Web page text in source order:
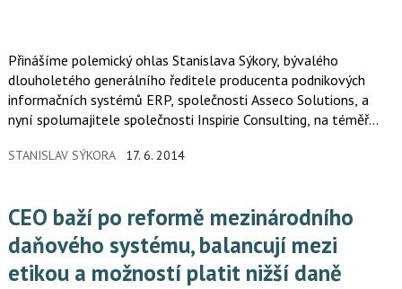
Přinášíme polemický ohlas Stanislava Sýkory, bývalého
dlouholetého generálního ředitele producenta podnikových
informačních systémů ERP, společnosti Asseco Solutions, a
nyní spolumajitele společnosti Inspirie Consulting, na téměř
& Dohme, která je přesvědčena, že finanční ředitel je pro
STANISLAV SÝKORA 17. 6. 2014
CEO baží po reformě mezinárodního
daňového systému, balancují mezi
etikou a možností platit nižší daně